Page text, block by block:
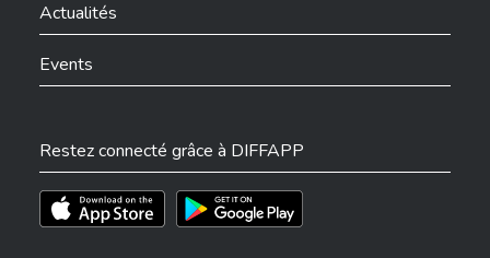
Actualités
Events
Restez connecté grâce à DIFFAPP
Téléchargez l'app sur l'App StoreTéléchargez l'app sur Play Store